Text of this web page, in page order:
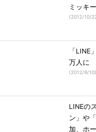
ミッキー
(2012/10/
「
万人に
(2012/9/10)
LINEの
ン」や
加、ホ